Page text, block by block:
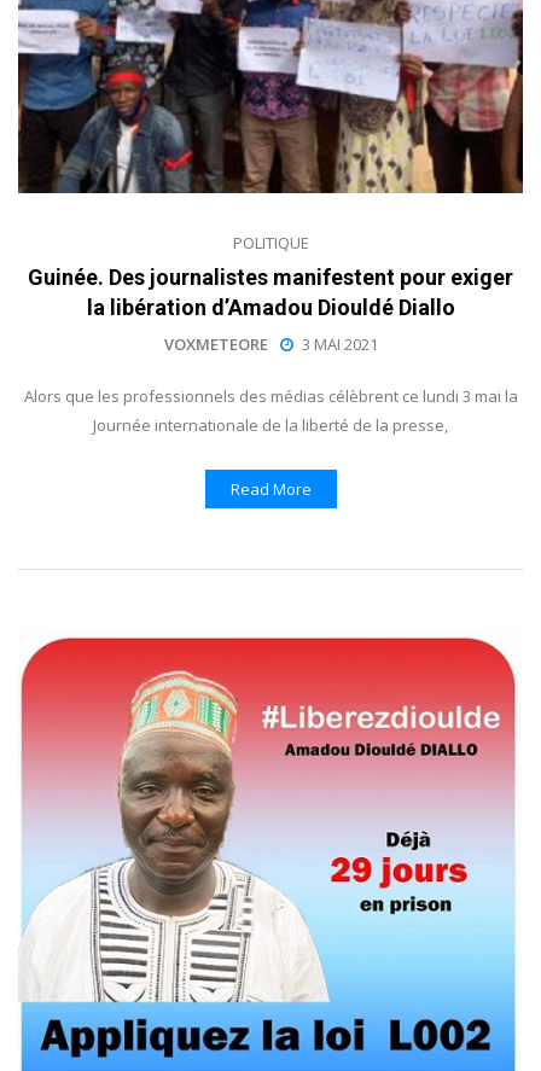
POLITIQUE
Guinée. Des journalistes manifestent pour exiger
la libération d’Amadou Diouldé Diallo
VOXMETEORE 3 MAI 2021
Alors que les professionnels des médias célèbrent ce lundi 3 mai la
Journée internationale de la liberté de la presse,
Read More